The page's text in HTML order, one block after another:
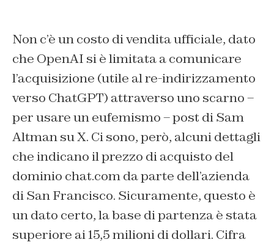
Non c’è un costo di vendita ufficiale, dato
che OpenAI si è limitata a comunicare
l’acquisizione (utile al re-indirizzamento
verso ChatGPT) attraverso uno scarno –
per usare un eufemismo – post di Sam
Altman su X. Ci sono, però, alcuni dettagli
che indicano il prezzo di acquisto del
dominio chat.com da parte dell’azienda
di San Francisco. Sicuramente, questo è
un dato certo, la base di partenza è stata
superiore ai 15,5 milioni di dollari. Cifra